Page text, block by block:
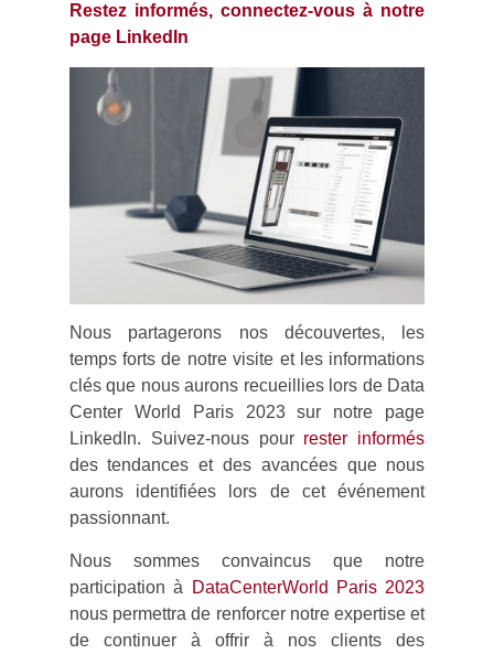
Restez informés, connectez-vous à notre
page LinkedIn
Nous partagerons nos découvertes, les
temps forts de notre visite et les informations
clés que nous aurons recueillies lors de Data
Center World Paris 2023 sur notre page
LinkedIn. Suivez-nous pour rester informés
des tendances et des avancées que nous
aurons identifiées lors de cet événement
passionnant.
Nous sommes convaincus que notre
participation à
DataCenterWorld Paris 2023
nous permettra de renforcer notre expertise et
de continuer à offrir à nos clients des